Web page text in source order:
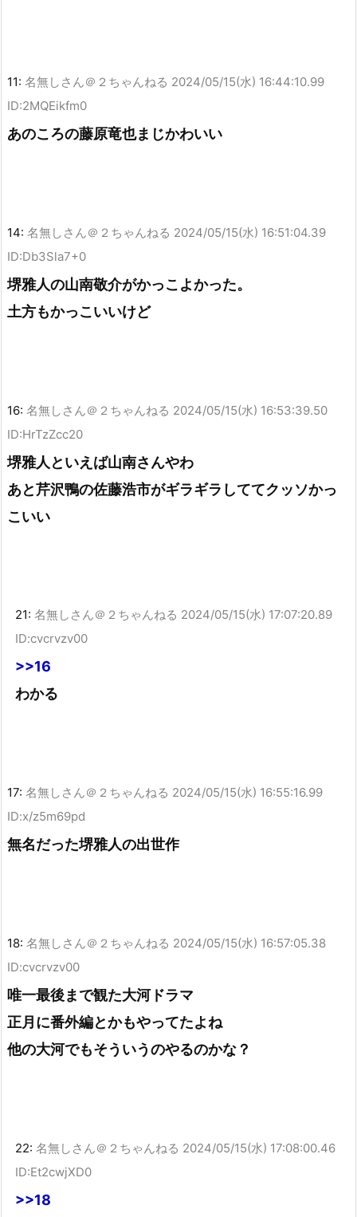
11: 名無しさん＠２ちゃんねる 2024/05/15(水) 16:44:10.99
ID:2MQEikfm0
あのころの藤原竜也まじかわいい
14: 名無しさん＠２ちゃんねる 2024/05/15(水) 16:51:04.39
ID:Db3Sla7+0
堺雅人の山南敬介がかっこよかった。
土方もかっこいいけど
16: 名無しさん＠２ちゃんねる 2024/05/15(水) 16:53:39.50
ID:HrTzZcc20
堺雅人といえば山南さんやわ
あと芹沢鴨の佐藤浩市がギラギラしててクッソかっ
こいい
21: 名無しさん＠２ちゃんねる 2024/05/15(水) 17:07:20.89
ID:cvcrvzv00
>>16
わかる
17: 名無しさん＠２ちゃんねる 2024/05/15(水) 16:55:16.99
ID:x/z5m69pd
無名だった堺雅人の出世作
18: 名無しさん＠２ちゃんねる 2024/05/15(水) 16:57:05.38
ID:cvcrvzv00
唯一最後まで観た大河ドラマ
正月に番外編とかもやってたよね
他の大河でもそういうのやるのかな？
22: 名無しさん＠２ちゃんねる 2024/05/15(水) 17:08:00.46
ID:Et2cwjXD0
>>18